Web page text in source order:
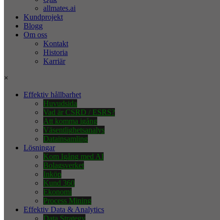
allmates.ai
Kundprojekt
Blogg
Om oss
Kontakt
Historia
Karriär
×
Effektiv hållbarhet
Huvudsida
Vad är CSRD / ESRS?
Att komma igång
Väsentlighetsanalys
Datainsamling
Lösningar
Kom Igång med AI
Bolagsverket
Inköp
Kund 360
Ekonomi
Process Mining
Effektiv Data & Analytics
Data Strategy